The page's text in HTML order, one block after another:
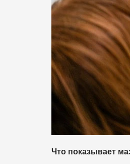
Что показывает